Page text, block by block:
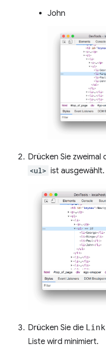
John
Drücken Sie zweimal
<ul> ist ausgewählt.
Drücken Sie die
Liste wird minimiert.